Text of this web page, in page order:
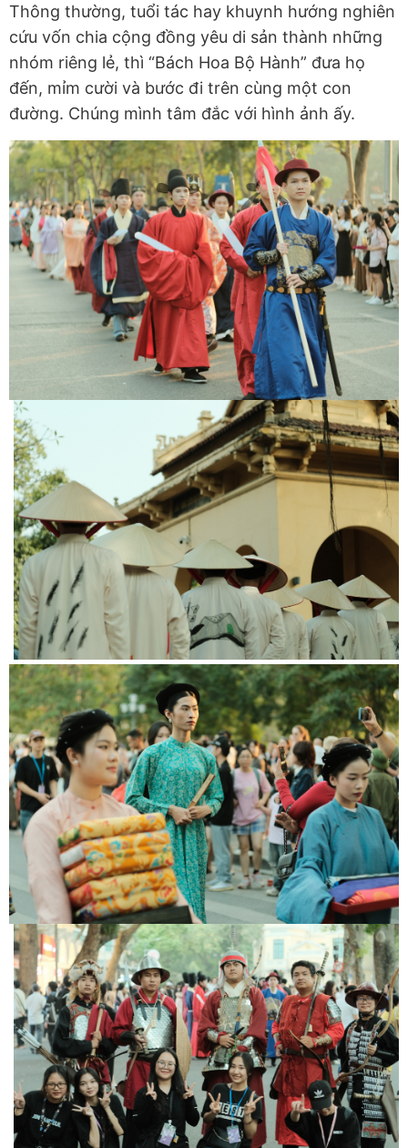
Thông thường, tuổi tác hay khuynh hướng nghiên
cứu vốn chia cộng đồng yêu di sản thành những
nhóm riêng lẻ, thì “Bách Hoa Bộ Hành” đưa họ
đến, mỉm cười và bước đi trên cùng một con
đường. Chúng mình tâm đắc với hình ảnh ấy.